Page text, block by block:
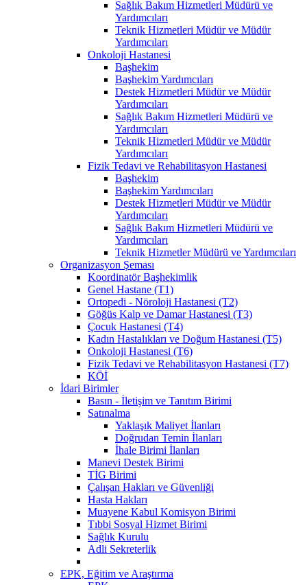
Sağlık Bakım Hizmetleri Müdürü ve
Yardımcıları
Teknik Hizmetleri Müdür ve Müdür
Yardımcıları
Onkoloji Hastanesi
Başhekim
Başhekim Yardımcıları
Destek Hizmetleri Müdür ve Müdür
Yardımcıları
Sağlık Bakım Hizmetleri Müdürü ve
Yardımcıları
Teknik Hizmetleri Müdür ve Müdür
Yardımcıları
Fizik Tedavi ve Rehabilitasyon Hastanesi
Başhekim
Başhekim Yardımcıları
Destek Hizmetleri Müdür ve Müdür
Yardımcıları
Sağlık Bakım Hizmetleri Müdürü ve
Yardımcıları
Teknik Hizmetler Müdürü ve Yardımcıları
Organizasyon Şeması
Koordinatör Başhekimlik
Genel Hastane (T1)
Ortopedi - Nöroloji Hastanesi (T2)
Göğüs Kalp ve Damar Hastanesi (T3)
Çocuk Hastanesi (T4)
Kadın Hastalıkları ve Doğum Hastanesi (T5)
Onkoloji Hastanesi (T6)
Fizik Tedavi ve Rehabilitasyon Hastanesi (T7)
KÖİ
İdari Birimler
Basın - İletişim ve Tanıtım Birimi
Satınalma
Yaklaşık Maliyet İlanları
Doğrudan Temin İlanları
İhale Birimi İlanları
Manevi Destek Birimi
TİG Birimi
Çalışan Hakları ve Güvenliği
Hasta Hakları
Muayene Kabul Komisyon Birimi
Tıbbi Sosyal Hizmet Birimi
Sağlık Kurulu
Adli Sekreterlik
EPK, Eğitim ve Araştırma